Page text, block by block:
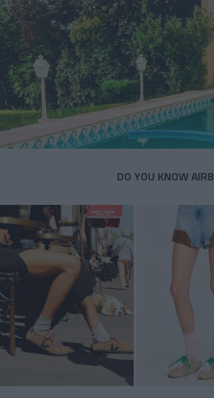
DO YOU KNOW